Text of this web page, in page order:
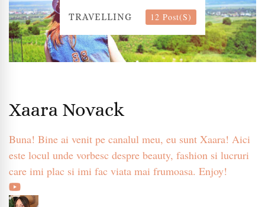
TRAVELLING 12 Post(s)
Xaara Novack
Buna! Bine ai venit pe canalul meu, eu sunt Xaara! Aici
este locul unde vorbesc despre beauty, fashion si lucruri
care imi plac si imi fac viata mai frumoasa. Enjoy!